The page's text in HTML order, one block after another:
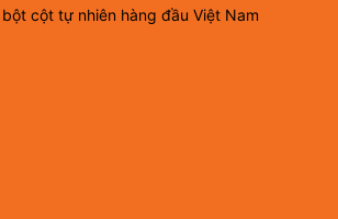
cột tự nhiên hàng đầu Việt Nam